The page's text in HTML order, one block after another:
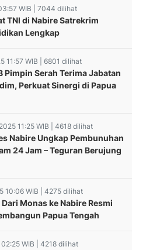
WIB | 7044 dilihat
TNI di Nabire Satrekrim
Lengkap
11:57 WIB | 6801 dilihat
Pimpin Serah Terima Jabatan
Perkuat Sinergi di Papua
11:25 WIB | 4618 dilihat
Nabire Ungkap Pembunuhan
24 Jam – Teguran Berujung
10:06 WIB | 4275 dilihat
Monas ke Nabire Resmi
Papua Tengah
WIB | 4218 dilihat